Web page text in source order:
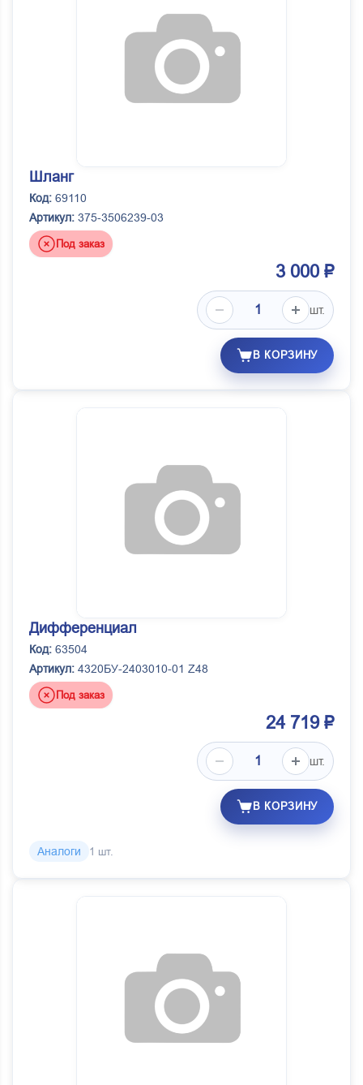
Шланг
Код: 69110
Артикул: 375-3506239-03
Под заказ
3 000 ₽
шт.
В КОРЗИНУ
Дифференциал
Код: 63504
Артикул: 4320БУ-2403010-01 Z48
Под заказ
24 719 ₽
шт.
В КОРЗИНУ
Аналоги 1 шт.